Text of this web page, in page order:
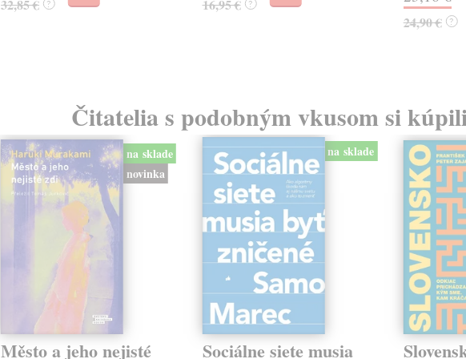
32,85 € ? 16,95 € ?
24,90 € ?
Čitatelia s podobným vkusom si
na sklade
novinka
Město a jeho nejisté
na sklade
Sociálne siete musia